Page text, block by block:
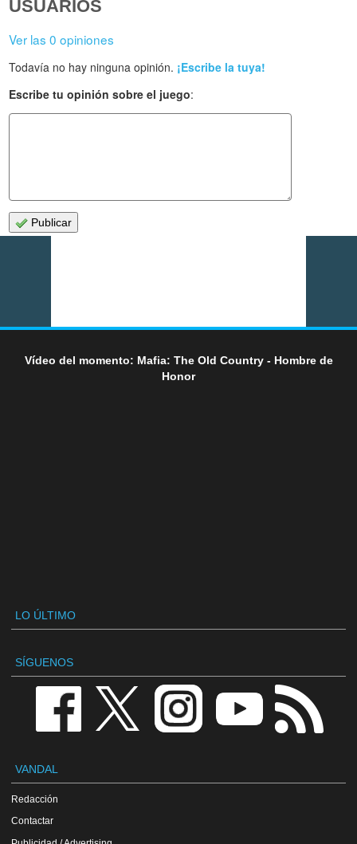
USUARIOS
Ver las 0 opiniones
Todavía no hay ninguna opinión. ¡Escribe la tuya!
Escribe tu opinión sobre el juego:
Publicar
Vídeo del momento: Mafia: The Old Country - Hombre de
Honor
LO ÚLTIMO
SÍGUENOS
VANDAL
Redacción
Contactar